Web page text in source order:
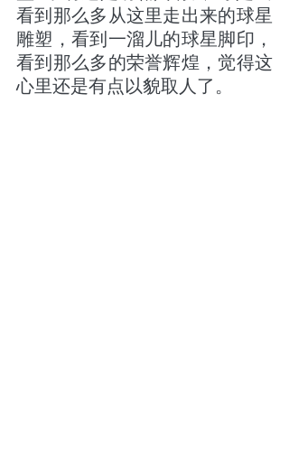
看到那么多从这里走出来的球星
雕塑，看到一溜儿的球星脚印，
看到那么多的荣誉辉煌，觉得这
心里还是有点以貌取人了。